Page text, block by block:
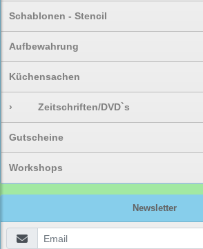
Schablonen - Stencil
Aufbewahrung
Küchensachen
› Zeitschriften/DVD`s
Gutscheine
Workshops
Newsletter